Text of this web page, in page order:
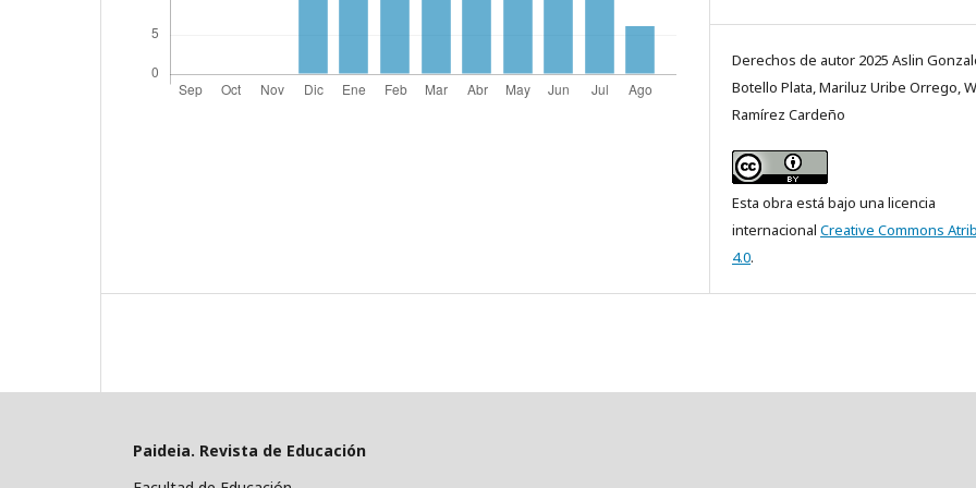
Derechos de autor 2025 Aslin
Botello Plata, Mariluz Uribe Orrego,
Ramírez Cardeño
Esta obra está bajo una licencia
internacional Creative Commons
4.0.
Paideia. Revista de Educación